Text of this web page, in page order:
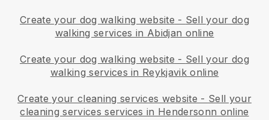
Create your dog walking website - Sell your dog
walking services in Abidjan online
Create your dog walking website - Sell your dog
walking services in Reykjavik online
Create your cleaning services website - Sell your
cleaning services services in Hendersonn online